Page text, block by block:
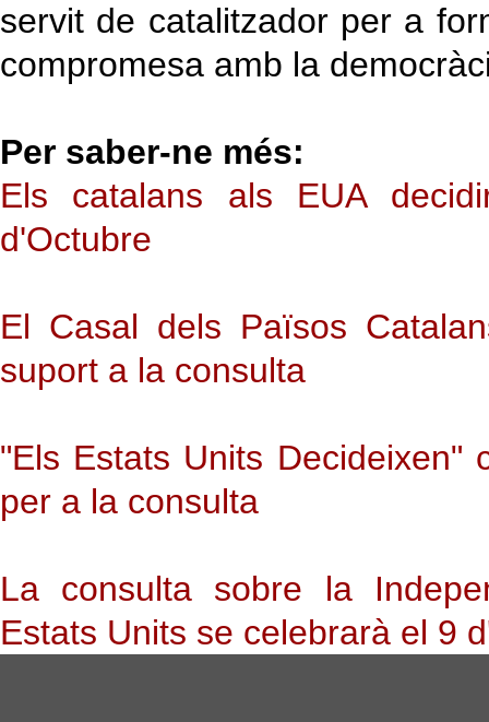
servit de catalitzador per a
compromesa amb la
Per saber-ne més:
Els catalans als EUA
d'Octubre
El Casal dels Països
suport a la consulta
"Els Estats Units
per a la consulta
La consulta sobre la
Estats Units se celebrarà el 9